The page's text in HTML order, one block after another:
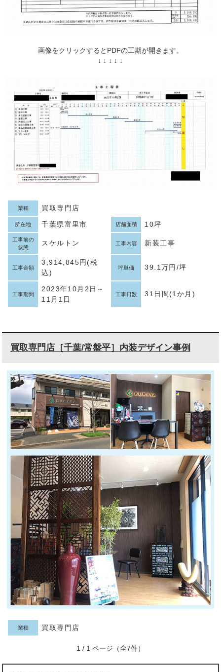
画像をクリックするとPDFの工期が開きます。
↓ ↓ ↓ ↓ ↓
業種 買取専門店
所在地 千葉県富里市 店舗面積 10坪
工事前の
状態
スケルトン 工事内容 新装工事
工事金額
3,914,845円(税
込)
坪単価 39.1万円/坪
工事期間
2023年10月2日～
11月1日
工事日数 31日間(1か月)
買取専門店［千葉/常盤平］内装デザイン事例
業種 買取専門店
1 / 1 ページ（全7件）